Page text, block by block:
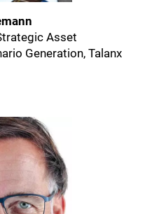
Asset
Generation, Talanx